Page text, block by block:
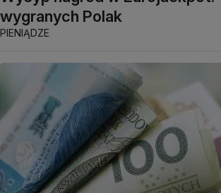
wygranych Polak
PIENIĄDZE